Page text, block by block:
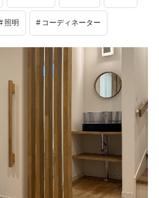
照明 コーディネーター